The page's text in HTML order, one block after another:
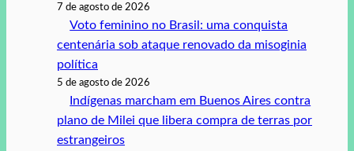
7 de agosto de 2026
Voto feminino no Brasil: uma conquista
centenária sob ataque renovado da misoginia
política
5 de agosto de 2026
Indígenas marcham em Buenos Aires contra
plano de Milei que libera compra de terras por
estrangeiros